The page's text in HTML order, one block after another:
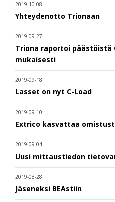
2019-10-08
Yhteydenotto Trionaan
2019-09-27
Triona raportoi päästöistä
mukaisesti
2019-09-18
Lasset on nyt C-Load
2019-09-10
Extrico kasvattaa
2019-09-04
Uusi mittaustiedon
2019-08-28
Jäseneksi BEAstiin